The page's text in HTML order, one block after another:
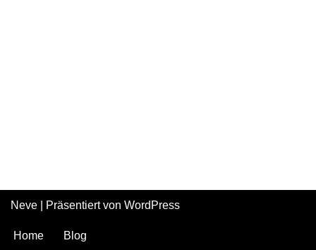
Neve | Präsentiert von WordPress
Home Blog